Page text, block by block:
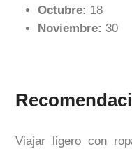
Octubre: 18
Noviembre: 30
Viajar ligero con